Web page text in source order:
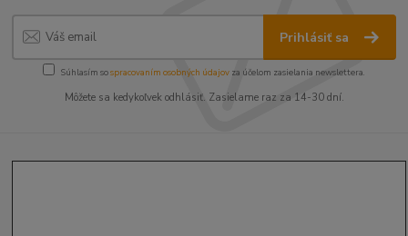
Prihlásiť sa
Súhlasím sospracovaním osobných údajov za účelom zasielania newslettera.
Môžete sa kedykoľvek odhlásiť. Zasielame raz za 14-30 dní.